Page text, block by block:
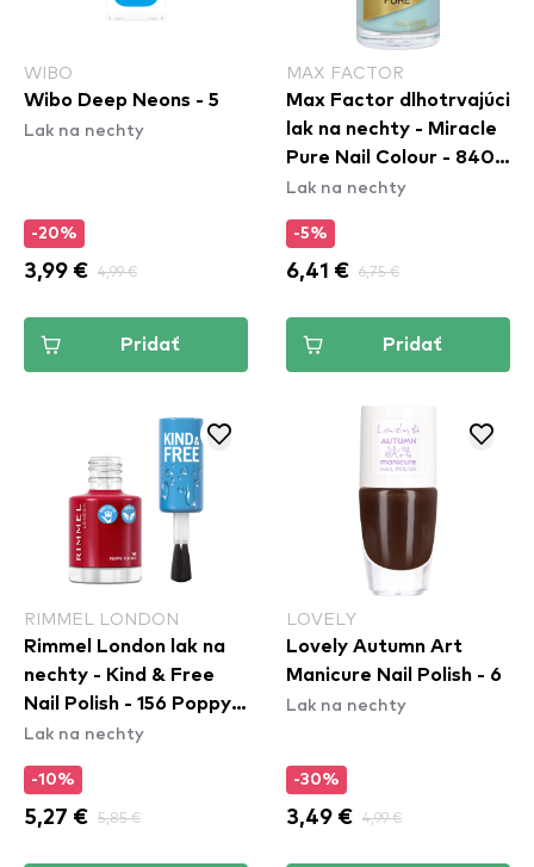
WIBO
Wibo Deep Neons - 5
Lak na nechty
-20%
3,99 € 4,99 €
Pridať
MAX FACTOR
Max Factor dlhotrvajúci
lak na nechty - Miracle
Pure Nail Colour - 840
Moonstone Blue
Lak na nechty
-5%
6,41 € 6,75 €
Pridať
RIMMEL LONDON
Rimmel London lak na
nechty - Kind & Free
Nail Polish - 156 Poppy
Pop Red
Lak na nechty
-10%
5,27 € 5,85 €
LOVELY
Lovely Autumn Art
Manicure Nail Polish - 6
Lak na nechty
-30%
3,49 € 4,99 €